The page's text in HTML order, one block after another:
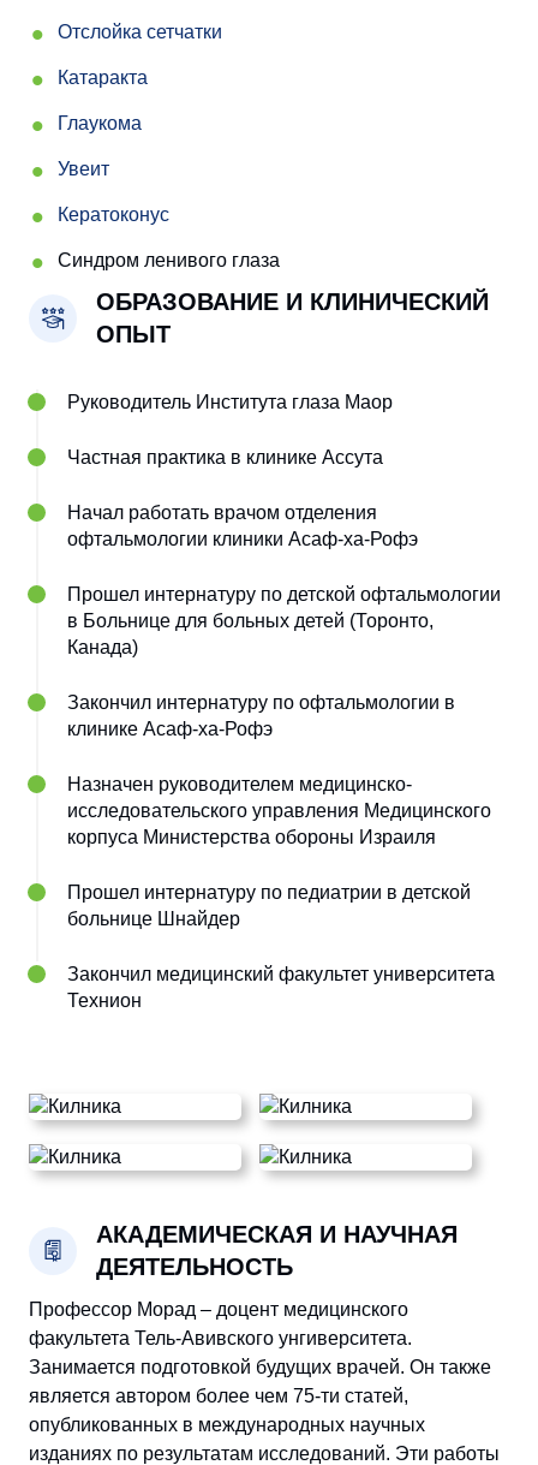
Отслойка сетчатки
Катаракта
Глаукома
Увеит
Кератоконус
Синдром ленивого глаза
ОБРАЗОВАНИЕ И КЛИНИЧЕСКИЙ
ОПЫТ
Руководитель Института глаза Маор
Частная практика в клинике Ассута
Начал работать врачом отделения
офтальмологии клиники Асаф-ха-Рофэ
Прошел интернатуру по детской офтальмологии
в Больнице для больных детей (Торонто,
Канада)
Закончил интернатуру по офтальмологии в
клинике Асаф-ха-Рофэ
Назначен руководителем медицинско-
исследовательского управления Медицинского
корпуса Министерства обороны Израиля
Прошел интернатуру по педиатрии в детской
больнице Шнайдер
Закончил медицинский факультет университета
Технион
АКАДЕМИЧЕСКАЯ И НАУЧНАЯ
ДЕЯТЕЛЬНОСТЬ
Профессор Морад – доцент медицинского
факультета Тель-Авивского унгиверситета.
Занимается подготовкой будущих врачей. Он также
является автором более чем 75-ти статей,
опубликованных в международных научных
изданиях по результатам исследований. Эти работы